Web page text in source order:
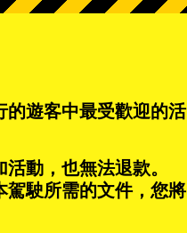
的遊客中最受歡迎的活
動，也無法退款。
駕駛所需的文件，您將